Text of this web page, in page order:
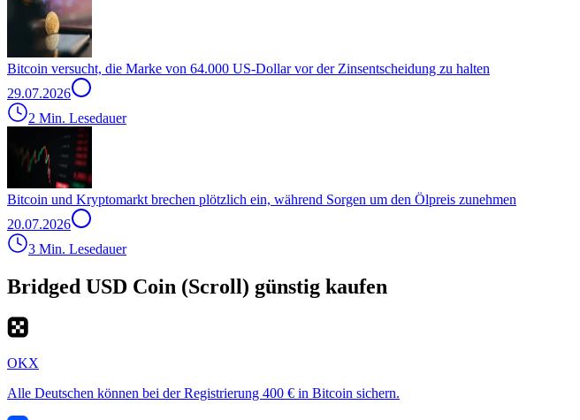
Bitcoin versucht, die Marke von 64.000 US-Dollar vor der Zinsentscheidung zu halten
29.07.2026
2 Min. Lesedauer
Bitcoin und Kryptomarkt brechen plötzlich ein, während Sorgen um den Ölpreis zunehmen
20.07.2026
3 Min. Lesedauer
Bridged USD Coin (Scroll) günstig kaufen
OKX
Alle Deutschen können bei der Registrierung 400 € in Bitcoin sichern.